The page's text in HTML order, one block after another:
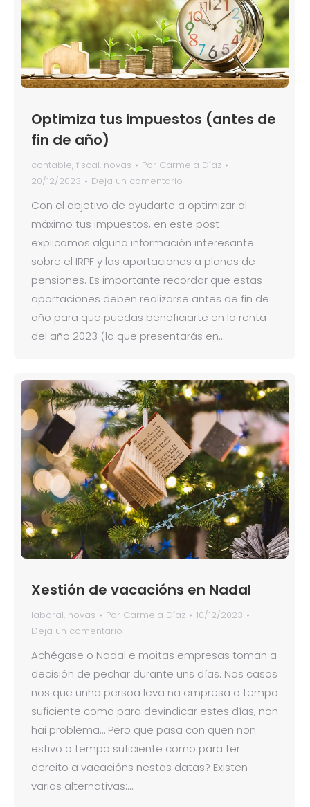
Optimiza tus impuestos (antes de
fin de año)
contable, fiscal, novas Por Carmela Díaz
20/12/2023
Deja un comentario
Con el objetivo de ayudarte a optimizar al
máximo tus impuestos, en este post
explicamos alguna información interesante
sobre el IRPF y las aportaciones a planes de
pensiones. Es importante recordar que estas
aportaciones deben realizarse antes de fin de
año para que puedas beneficiarte en la renta
del año 2023 (la que presentarás en…
Xestión de vacacións en Nadal
laboral, novas Por Carmela Díaz
10/12/2023
Deja un comentario
Achégase o Nadal e moitas empresas toman a
decisión de pechar durante uns días. Nos casos
nos que unha persoa leva na empresa o tempo
suficiente como para devindicar estes días, non
hai problema… Pero que pasa con quen non
estivo o tempo suficiente como para ter
dereito a vacacións nestas datas? Existen
varias alternativas:…